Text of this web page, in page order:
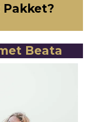
Beata